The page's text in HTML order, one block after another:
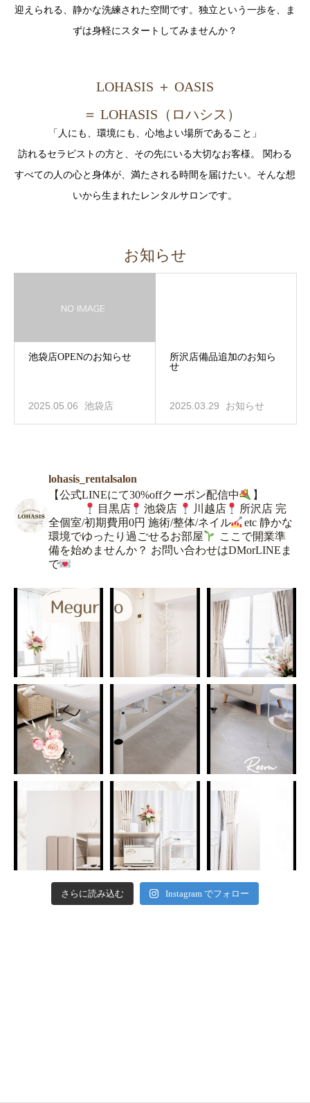
迎えられる、静かな洗練された空間です。独立という一歩を、ま
ずは身軽にスタートしてみませんか？
LOHASIS ＋ OASIS
＝ LOHASIS（ロハシス）
「人にも、環境にも、心地よい場所であること」
訪れるセラピストの方と、その先にいる大切なお客様。 関わる
すべての人の心と身体が、満たされる時間を届けたい。そんな想
いから生まれたレンタルサロンです。
お知らせ
池袋店OPENのお知らせ
2025.05.06 池袋店
所沢店備品追加のお知ら
せ
2025.03.29 お知らせ
lohasis_rentalsalon
【公式LINEにて30%offクーポン配信中
】
目黒店
池袋店 川越店 所沢店 完
全個室/初期費用0円 施術/整体/ネイル etc 静かな
環境でゆったり過ごせるお部屋
ここで開業準
備を始めませんか？ お問い合わせはDMorLINEま
で
さらに読み込む Instagram でフォロー